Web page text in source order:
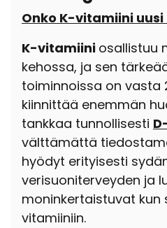
Onko K-vitamiini
K-vitamiini osallistuu
kehossa, ja sen
toiminnoissa on vasta
kiinnittää enemmän
tankkaa tunnollisesti
välttämättä
hyödyt erityisesti
verisuoniterveyden ja
moninkertaistuvat kun
vitamiiniin.